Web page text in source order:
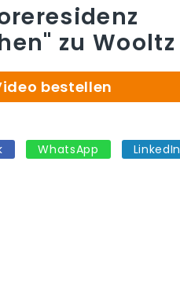
zu Wooltz
bestellen
WhatsApp LinkedIn